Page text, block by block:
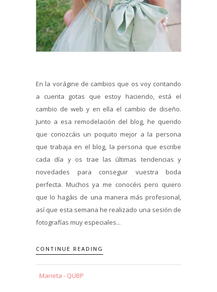
En la vorágine de cambios que os voy contando
a cuenta gotas que estoy haciendo, está el
cambio de web y en ella el cambio de diseño.
Junto a esa remodelación del blog, he querido
que conozcáis un poquito mejor a la persona
que trabaja en el blog, la persona que escribe
cada día y os trae las últimas tendencias y
novedades para conseguir vuestra boda
perfecta. Muchos ya me conocéis pero quiero
que lo hagáis de una manera más profesional,
así que esta semana he realizado una sesión de
fotografías muy especiales...
CONTINUE READING
Marieta - QUBP